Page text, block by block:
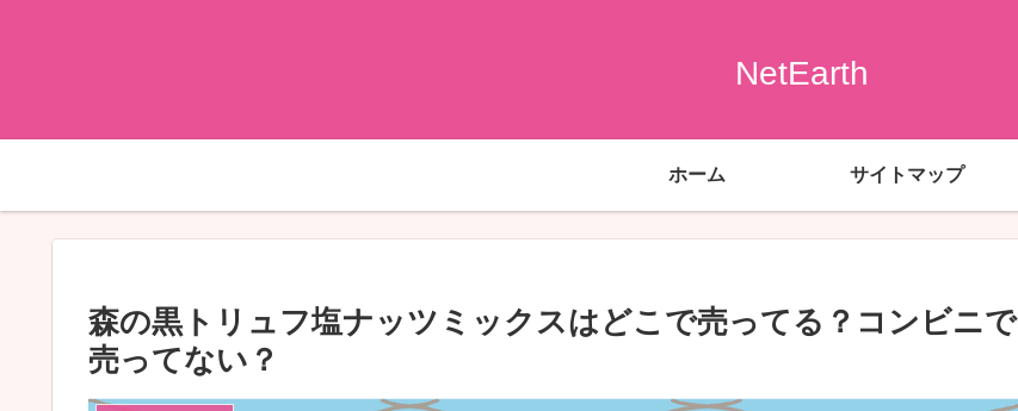
NetEarth
ホーム サイトマップ
森の黒トリュフ塩ナッツミックスはどこで売ってる？コンビニで
売ってない？